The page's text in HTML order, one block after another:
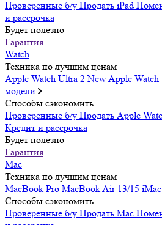
Проверенные б/у Продать iPad
и рассрочка
Будет полезно
Гарантия
Watch
Техника по лучшим ценам
Apple Watch Ultra 2NewApple Watch
модели
Способы сэкономить
Проверенные б/у Продать Apple
Кредит и рассрочка
Будет полезно
Гарантия
Mac
Техника по лучшим ценам
MacBook Pro MacBook Air 13/15 iMac
Способы сэкономить
Проверенные б/у Продать Mac